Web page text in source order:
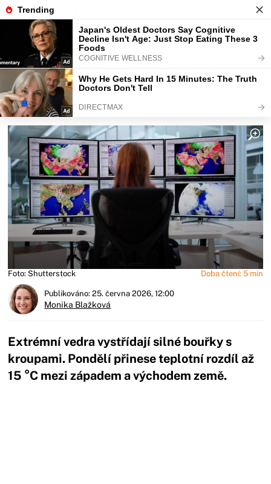
Fajntip.cz Magazín
Včerejší předpověď počasí už
neplatí. Do Česka vtrhne další
extrém
Foto: Shutterstock Doba čtení: 5 min
Publikováno: 25. června 2026, 12:00
Monika Blažková
Extrémní vedra vystřídají silné bouřky s
kroupami. Pondělí přinese teplotní rozdíl až
15 °C mezi západem a východem země.